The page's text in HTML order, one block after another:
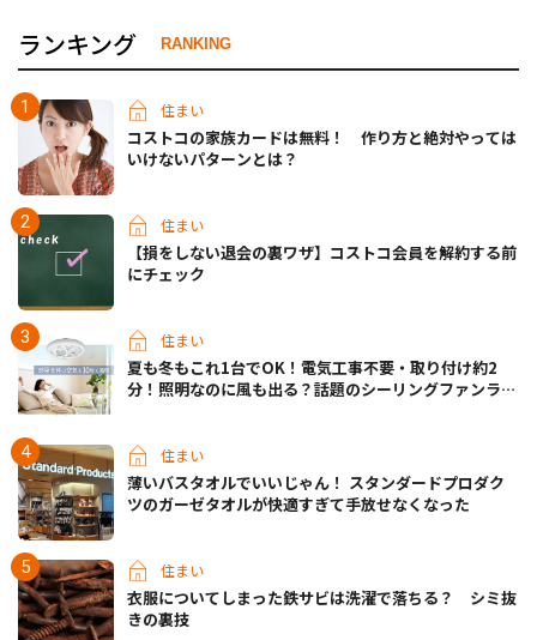
ランキング RANKING
住まい
コストコの家族カードは無料！ 作り方と絶対やっては
いけないパターンとは？
住まい
【損をしない退会の裏ワザ】コストコ会員を解約する前
にチェック
住まい
夏も冬もこれ1台でOK！電気工事不要・取り付け約2
分！照明なのに風も出る？話題のシーリングファンライ
住まい
薄いバスタオルでいいじゃん！ スタンダードプロダク
ツのガーゼタオルが快適すぎて手放せなくなった
住まい
衣服についてしまった鉄サビは洗濯で落ちる？ シミ抜
きの裏技